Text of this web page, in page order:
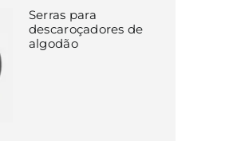
Serras para
descaroçadores de
algodão